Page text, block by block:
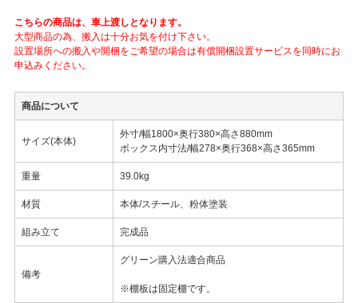
こちらの商品は、車上渡しとなります。
大型商品の為、搬入は十分お気を付け下さい。
設置場所への搬入や開梱をご希望の場合は有償開梱設置サービスを同時にお
申込みください。
商品について
サイズ(本体)
外寸/幅1800×奥行380×高さ880mm
ボックス内寸法/幅278×奥行368×高さ365mm
重量 39.0kg
材質 本体/スチール、粉体塗装
組み立て 完成品
備考
グリーン購入法適合商品
※棚板は固定棚です。